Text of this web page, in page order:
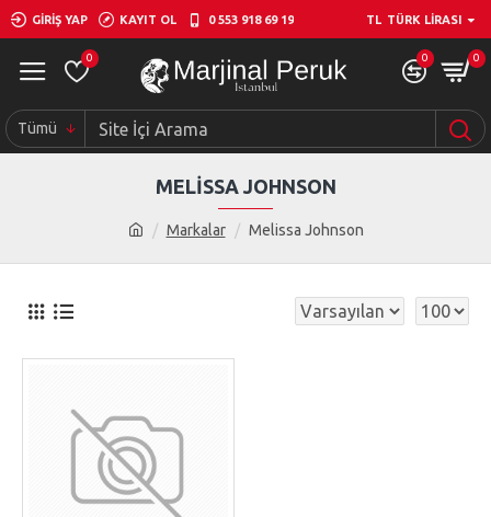
GIRIŞ YAP KAYIT OL 0 553 918 69 19 TL TÜRK LIRASI
0 0 0
Tümü
Markalar Melissa Johnson
MELISSA JOHNSON